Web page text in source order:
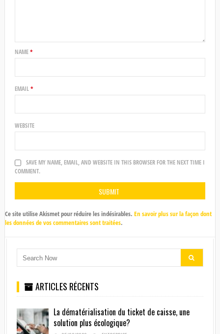
NAME*
EMAIL*
WEBSITE
SAVE MY NAME, EMAIL, AND WEBSITE IN THIS BROWSER FOR THE NEXT TIME I
COMMENT.
Ce site utilise Akismet pour réduire les indésirables. En savoir plus sur la façon dont
les données de vos commentaires sont traitées.
ARTICLES RÉCENTS
La dématérialisation du ticket de caisse, une
solution plus écologique?